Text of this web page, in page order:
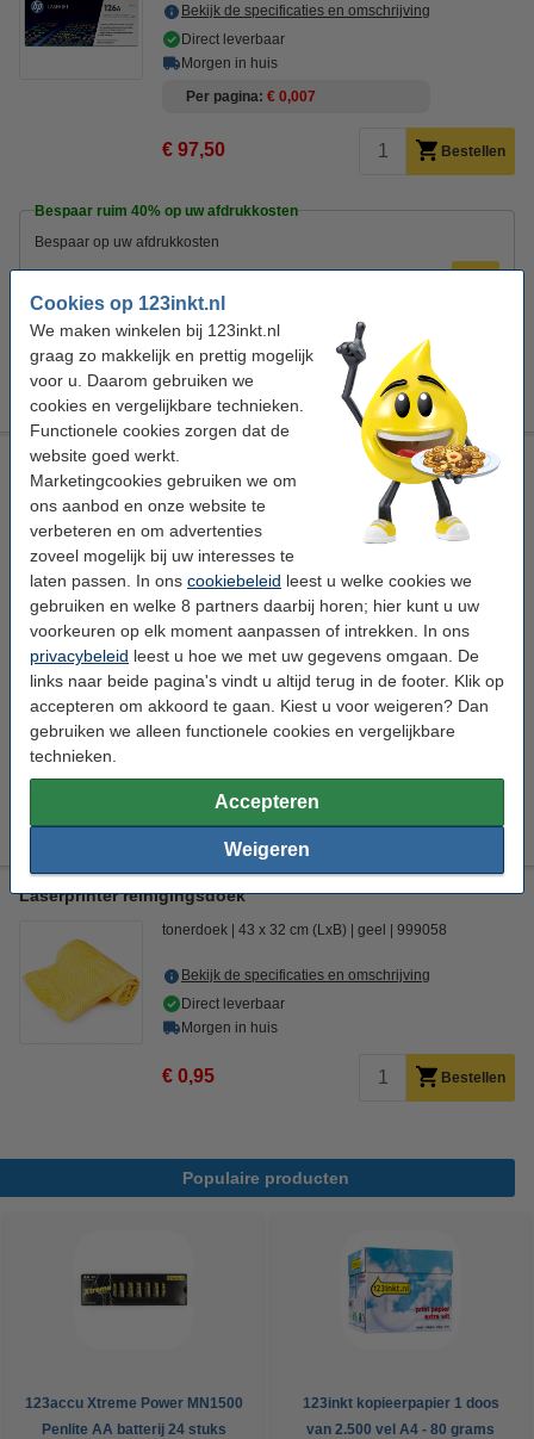
Cookies op 123inkt.nl
We maken winkelen bij 123inkt.nl
graag zo makkelijk en prettig mogelijk
voor u. Daarom gebruiken we
cookies en vergelijkbare technieken.
Functionele cookies zorgen dat de
website goed werkt.
Marketingcookies gebruiken we om
ons aanbod en onze website te
verbeteren en om advertenties
zoveel mogelijk bij uw interesses te
laten passen. In ons cookiebeleid leest u welke cookies we
gebruiken en welke 8 partners daarbij horen; hier kunt u uw
voorkeuren op elk moment aanpassen of intrekken. In ons
privacybeleid leest u hoe we met uw gegevens omgaan. De
links naar beide pagina's vindt u altijd terug in de footer. Klik op
accepteren om akkoord te gaan. Kiest u voor weigeren? Dan
gebruiken we alleen functionele cookies en vergelijkbare
technieken.
Accepteren
Weigeren
Bekijk de specificaties en omschrijving
Direct leverbaar
Morgen in huis
Per pagina € 0,007
€ 97,50 Bestellen
Bespaar ruim 40% op uw afdrukkosten
Bespaar op uw afdrukkosten
123inkt huismerk vervangt HP 126A (CE314A) drum
€ 57,50
Wij adviseren u i.p.v. deze drum de 123inkt huismerk-uitvoering te
nemen.
123inkt huismerk vervangt HP 126A (CE314A) drum
Aanbeveling
± 14.000 pagina's
Bekijk de specificaties en omschrijving
Bespaar ruim40%op uw afdrukkosten
Direct leverbaar
Morgen in huis
€ 0,004
€ 57,50 Bestellen
Tip
Wij adviseren u deze drum (de 123inkt huismerk-uitvoering) te
nemen i.p.v. de HP-uitvoering.
Laserprinter reinigingsdoek
tonerdoek 43 x 32 cm (LxB) geel 999058
Bekijk de specificaties en omschrijving
Direct leverbaar
Morgen in huis
€ 0,95 Bestellen
Populaire producten
123accu Xtreme Power MN1500
Penlite AA batterij 24 stuks
123inkt kopieerpapier 1 doos
van 2.500 vel A4 - 80 grams